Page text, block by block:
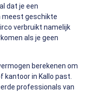
dat je een
meest geschikte
verbruikt namelijk
als je geen
berekenen om
kantoor in Kallo past.
professionals van